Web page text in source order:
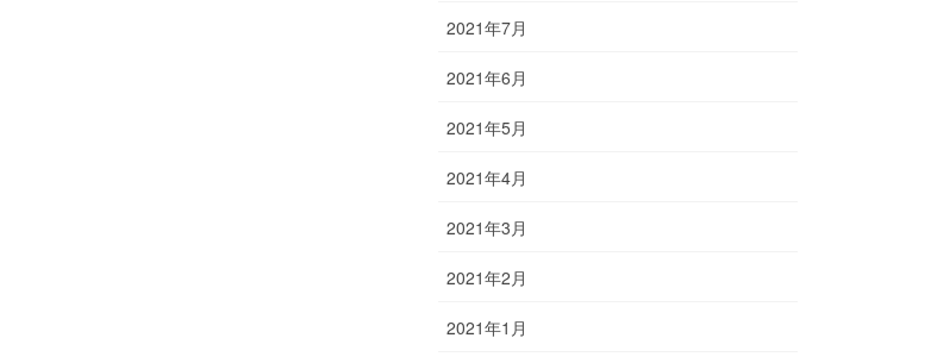
2021年7月
2021年6月
2021年5月
2021年4月
2021年3月
2021年2月
2021年1月